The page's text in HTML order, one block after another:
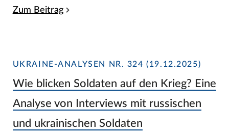
Zum Beitrag
UKRAINE-ANALYSEN NR. 324 (19.12.2025)
Wie blicken Soldaten auf den Krieg? Eine
Analyse von Interviews mit russischen
und ukrainischen Soldaten